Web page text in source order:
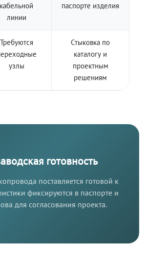
кабельной
линии
паспорте изделия
Требуются
узлы
Стыковка по
каталогу и
проектным
решениям
готовность
поставляется готовой к
фиксируются в паспорте и
для согласования проекта.